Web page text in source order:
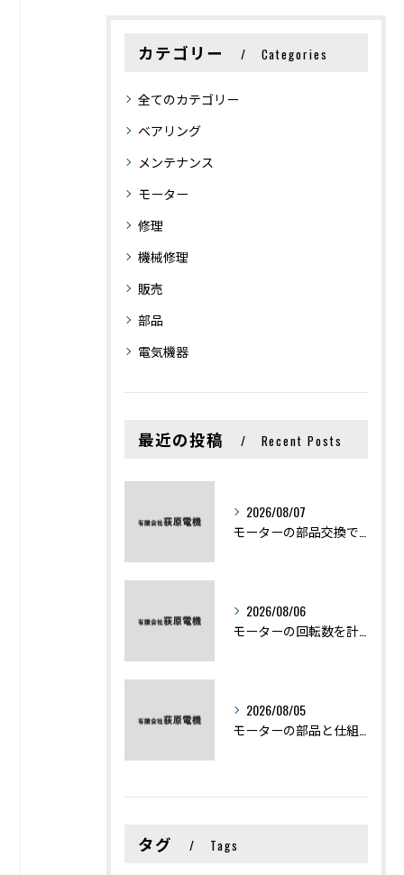
カテゴリー Categories
全てのカテゴリー
ベアリング
メンテナンス
モーター
修理
機械修理
販売
部品
電気機器
最近の投稿 Recent Posts
2026/08/07
2026/08/06
2026/08/05
タグ Tags